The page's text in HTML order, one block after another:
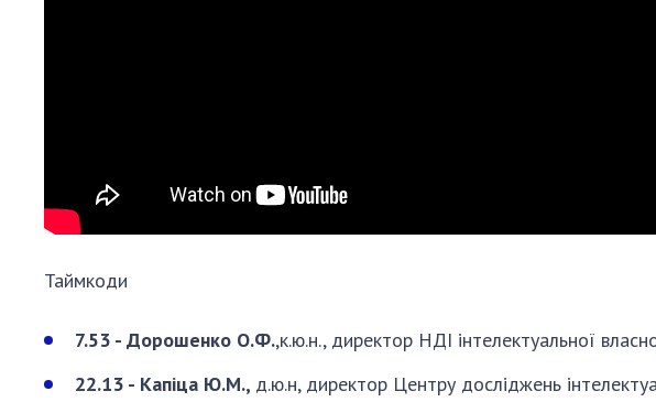
Таймкоди
7.53 - Дорошенко О.Ф.,к.ю.н., директор НДІ інтелектуальної
22.13 - Капіца Ю.М., д.ю.н, директор Центру досліджень